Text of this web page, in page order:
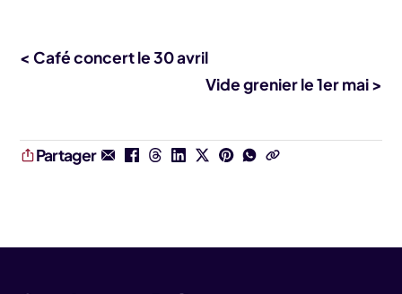
< Café concert le 30 avril
Vide grenier le 1er mai >
Partager